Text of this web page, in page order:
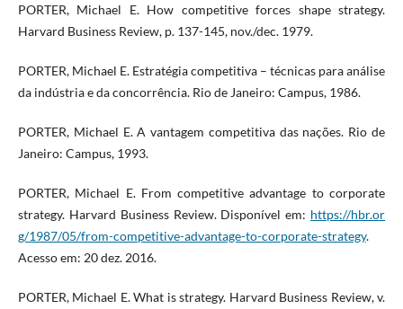
PORTER, Michael E. How competitive forces shape strategy.
Harvard Business Review, p. 137-145, nov./dec. 1979.
PORTER, Michael E. Estratégia competitiva – técnicas para análise
da indústria e da concorrência. Rio de Janeiro: Campus, 1986.
PORTER, Michael E. A vantagem competitiva das nações. Rio de
Janeiro: Campus, 1993.
PORTER, Michael E. From competitive advantage to corporate
strategy. Harvard Business Review. Disponível em: https://hbr.or
g/1987/05/from-competitive-advantage-to-corporate-strategy.
Acesso em: 20 dez. 2016.
PORTER, Michael E. What is strategy. Harvard Business Review, v.